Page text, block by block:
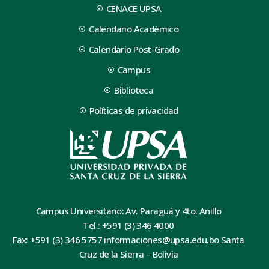
CENACE UPSA
Calendario Académico
Calendario Post-Grado
Campus
Biblioteca
Políticas de privacidad
Campus Universitario: Av. Paraguá y 4to. Anillo
Tel.: +591 (3) 346 4000
Fax: +591 (3) 346 5757 informaciones@upsa.edu.bo Santa
Cruz de la Sierra – Bolivia